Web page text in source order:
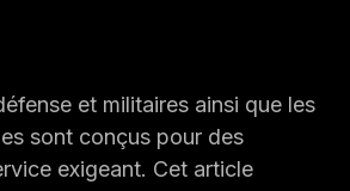
et militaires ainsi que les
sont conçus pour des
exigeant. Cet article